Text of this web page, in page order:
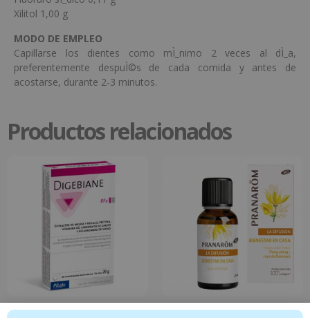
Xilitol 1,00 g
MODO DE EMPLEO
Capillarse los dientes como mÌ_nimo 2 veces al dÌ_a,
preferentemente despuÌ©s de cada comida y antes de
acostarse, durante 2-3 minutos.
Productos relacionados
Digebiane RFx 20 comprimidos Difusión – Bienestar en casa – 30 ml